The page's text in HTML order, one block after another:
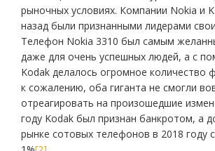
рыночных условиях. Компании Nokia и
назад были признанными лидерами
Телефон Nokia 3310 был самым
даже для очень успешных людей, а с
Kodak делалось огромное количество
к сожалению, оба гиганта не смогли
отреагировать на произошедшие
году Kodak был признан банкротом, а
рынке сотовых телефонов в 2018 году